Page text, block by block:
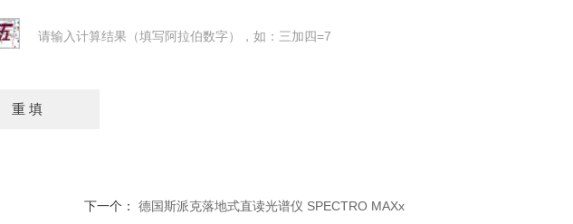
请输入计算结果（填写阿拉伯数字），如：三加四=7
下一个： 德国斯派克落地式直读光谱仪 SPECTRO MAXx